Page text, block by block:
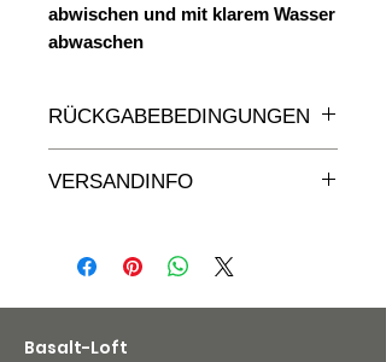
abwischen und mit klarem Wasser
abwaschen
RÜCKGABEBEDINGUNGEN
unsere AGB's
VERSANDINFO
& Lieferung
Basalt-Loft